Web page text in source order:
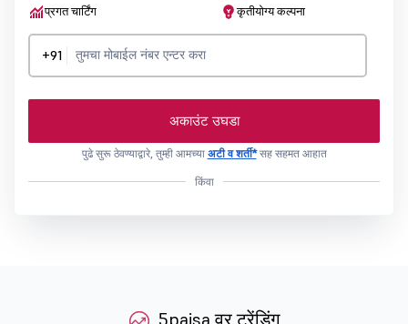
प्रगत चार्टिंग
कृतीयोग्य कल्पना
+91
अकाउंट उघडा
पुढे सुरू ठेवण्याद्वारे, तुम्ही आमच्या अटी व शर्ती*सह सहमत आहात
किंवा